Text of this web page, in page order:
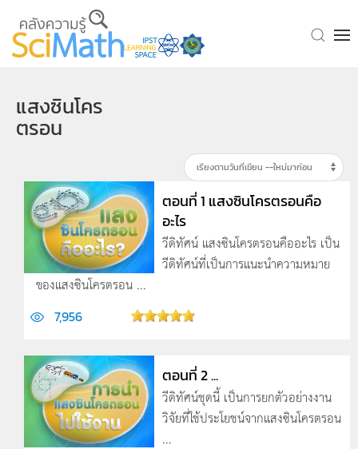
Skip to main content
แสงซินโคร
ตรอน
ตอนที่ 1 แสงซินโครตรอนคือ
อะไร
วีดิทัศน์ แสงซินโครตรอนคืออะไร เป็น
วีดิทัศน์ที่เป็นการแนะนำความหมาย
ของแสงซินโครตรอน ...
7,956
ตอนที่ 2 ...
วีดิทัศน์ชุดนี้ เป็นการยกตัวอย่างงาน
วิจัยที่ใช้ประโยชน์จากแสงซินโครตรอน
...